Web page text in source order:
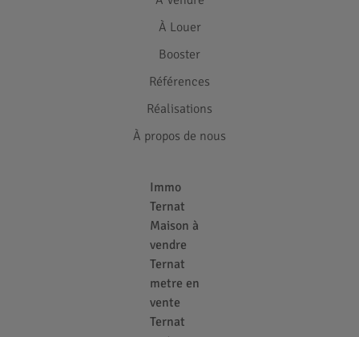
À Louer
Booster
Références
Réalisations
À propos de nous
Immo
Ternat
Maison à
vendre
Ternat
metre en
vente
Ternat